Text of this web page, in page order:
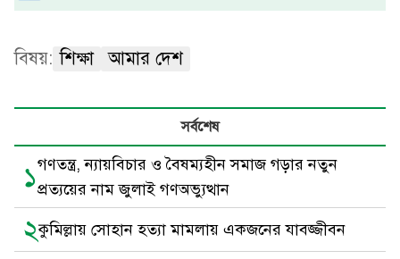
বিষয়: শিক্ষা আমার দেশ
সর্বশেষ
১গণতন্ত্র, ন্যায়বিচার ও বৈষম্যহীন সমাজ গড়ার নতুন
প্রত্যয়ের নাম জুলাই গণঅভ্যুত্থান
২কুমিল্লায় সোহান হত্যা মামলায় একজনের যাবজ্জীবন